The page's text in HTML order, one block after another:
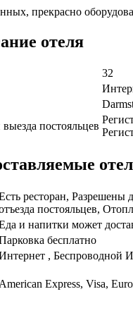
прекрасно
отеля
32
выезда постояльцев
ресторан, Разрешены
постояльцев,
и напитки может
бесплатно
, Беспроводной
American Express, Visa,